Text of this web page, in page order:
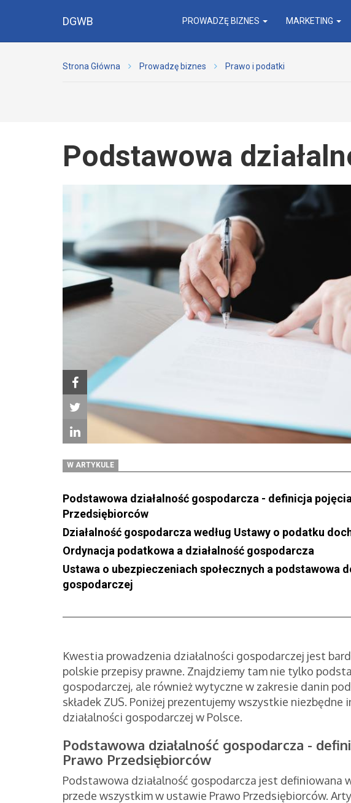
DGWB PROWADZĘ BIZNES MARKETING
Strona Główna Prowadzę biznes Prawo i podatki
Podstawowa
W ARTYKULE
Podstawowa działalność gospodarcza - definicja
Przedsiębiorców
Działalność gospodarcza według Ustawy o podatku
Ordynacja podatkowa a działalność gospodarcza
Ustawa o ubezpieczeniach społecznych a podstawowa
gospodarczej
Kwestia prowadzenia działalności gospodarczej jest
polskie przepisy prawne. Znajdziemy tam nie tylko
gospodarczej, ale również wytyczne w zakresie danin
składek ZUS. Poniżej prezentujemy wszystkie
działalności gospodarczej w Polsce.
Podstawowa działalność gospodarcza -
Prawo Przedsiębiorców
Podstawowa działalność gospodarcza jest definiowana
przede wszystkim w ustawie Prawo Przedsiębiorców.